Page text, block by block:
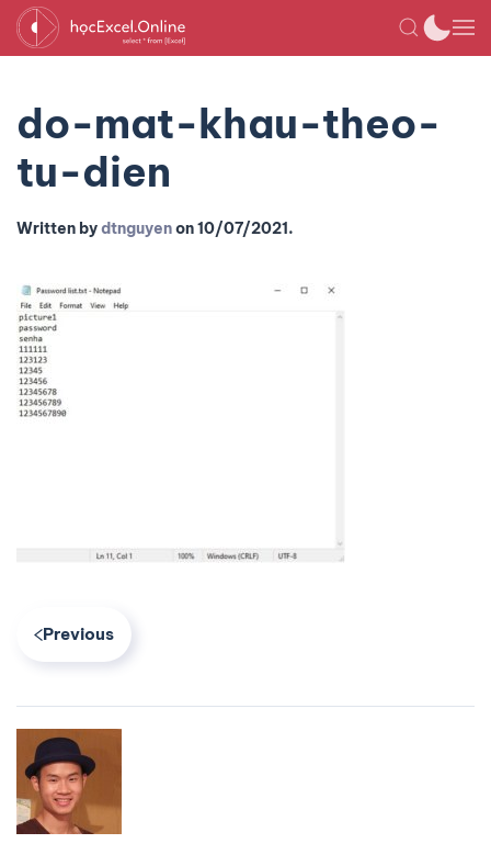
do-mat-khau-theo-
tu-dien
Written bydtnguyenon10/07/2021.
Previous